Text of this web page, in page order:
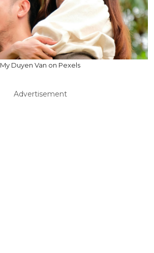
My Duyen Van on Pexels
Advertisement